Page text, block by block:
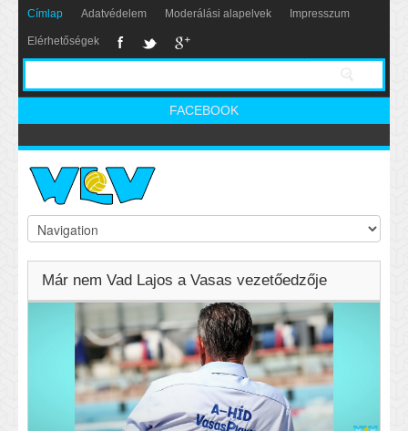
Címlap Adatvédelem Moderálási alapelvek Impresszum
Elérhetőségek
FACEBOOK
Már nem Vad Lajos a Vasas vezetőedzője